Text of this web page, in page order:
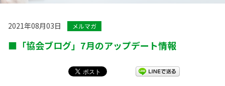
2021年08月03日 メルマガ
■「協会ブログ」7月のアップデート情報